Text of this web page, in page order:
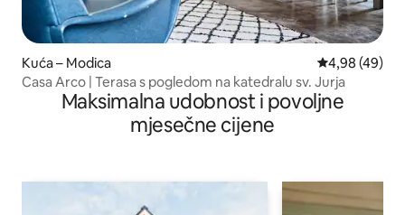
Kuća – Modica Prosječna
4,98 (49)
Casa Arco | Terasa s pogledom na katedralu sv. Jurja
Maksimalna udobnost i povoljne
mjesečne cijene